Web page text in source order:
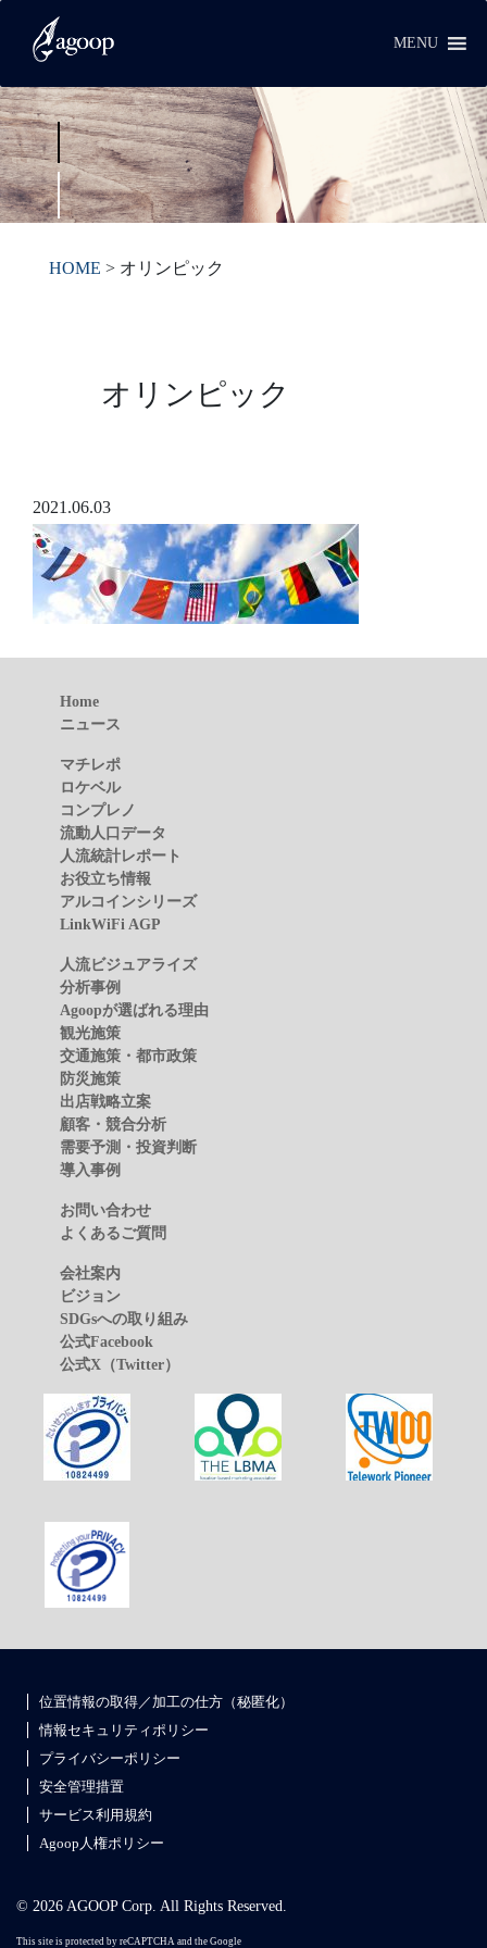
MENU
HOME > オリンピック
オリンピック
2021.06.03
Home
ニュース
マチレポ
ロケベル
コンプレノ
流動人口データ
人流統計レポート
お役立ち情報
アルコインシリーズ
LinkWiFi AGP
人流ビジュアライズ
分析事例
Agoopが選ばれる理由
観光施策
交通施策・都市政策
防災施策
出店戦略立案
顧客・競合分析
需要予測・投資判断
導入事例
お問い合わせ
よくあるご質問
会社案内
ビジョン
SDGsへの取り組み
公式Facebook
公式X（Twitter）
位置情報の取得／加工の仕方（秘匿化）
情報セキュリティポリシー
プライバシーポリシー
安全管理措置
サービス利用規約
Agoop人権ポリシー
© 2026 AGOOP Corp. All Rights Reserved.
This site is protected by reCAPTCHA and the Google